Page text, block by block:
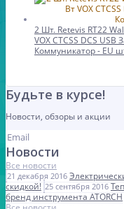
2 Шт. Retevis RT22
VOX CTCSS DCS
Коммуникатор - EU
Будьте в курсе!
Новости, обзоры и акции
Новости
Все новости
21 декабря 2016
скидкой! 25 сентября 2016
бренд инструмента ATORCH